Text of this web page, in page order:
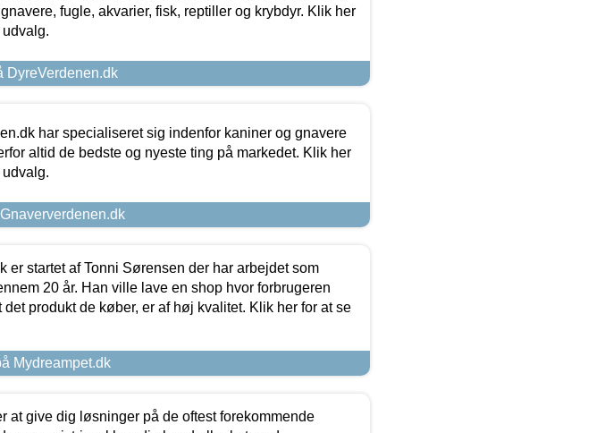
fugle, akvarier, fisk, reptiller og krybdyr. Klik her
DyreVerdenen.dk
har specialiseret sig indenfor kaniner og gnavere
altid de bedste og nyeste ting på markedet. Klik her
er startet af Tonni Sørensen der har arbejdet som
20 år. Han ville lave en shop hvor forbrugeren
det produkt de køber, er af høj kvalitet. Klik her for at se
Mydreampet.dk
at give dig løsninger på de oftest forekommende